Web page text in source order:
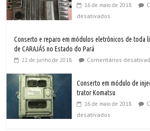
16 de maio de 2018
desativados
Conserto e reparo em módulos eletrônicos de toda
de CARAJÁS no Estado do Pará
22 de junho de 2018 Comentários
Conserto em módulo de
trator Komatsu
16 de maio de 2018
desativados